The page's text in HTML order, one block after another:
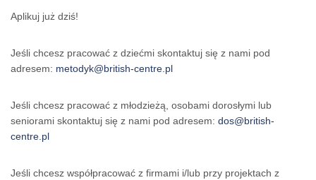
Aplikuj już dziś!
Jeśli chcesz pracować z dziećmi skontaktuj się z nami pod
adresem: metodyk@british-centre.pl
Jeśli chcesz pracować z młodzieżą, osobami dorosłymi lub
seniorami skontaktuj się z nami pod adresem: dos@british-
centre.pl
Jeśli chcesz współpracować z firmami i/lub przy projektach z